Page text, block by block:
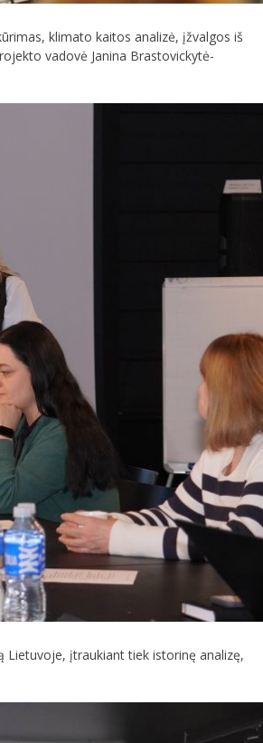
klimato kaitos analizė, įžvalgos iš
vadovė Janina Brastovickytė-
įtraukiant tiek istorinę analizę,